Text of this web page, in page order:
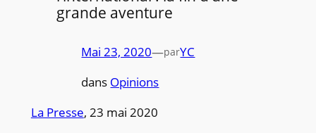
grande aventure
Mai 23, 2020—parYC
dans Opinions
La Presse, 23 mai 2020